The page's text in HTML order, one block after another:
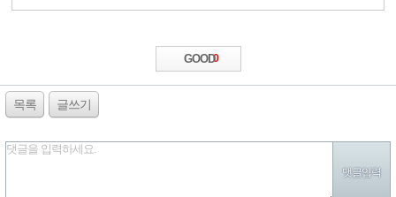
GOOD0
목록 글쓰기
댓글을 입력하세요.